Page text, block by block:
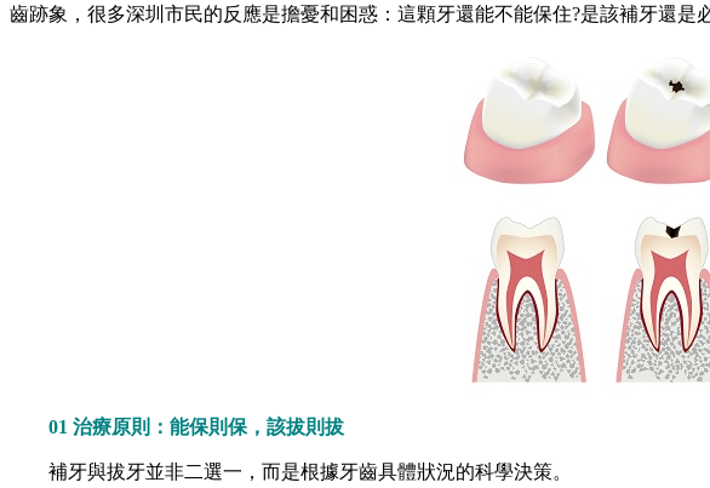
齒跡象，很多深圳市民的反應是擔憂和困惑：這顆牙還能不能保住?是該補牙還
01 治療原則：能保則保，該拔則拔
補牙與拔牙並非二選一，而是根據牙齒具體狀況的科學決策。